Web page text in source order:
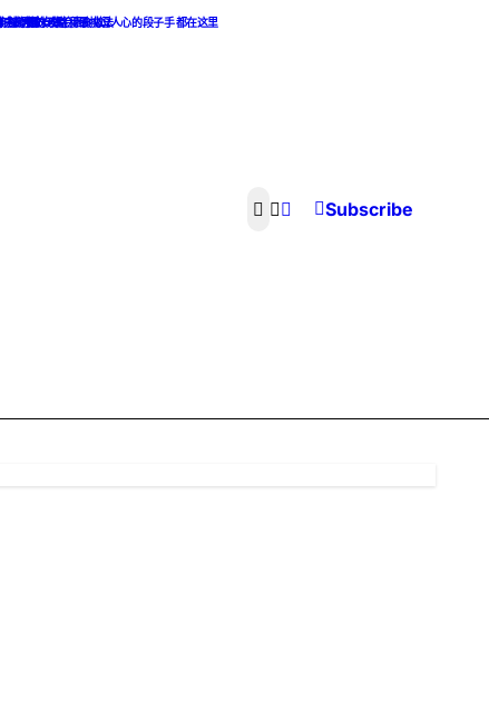
辣话题
的撩妹攻略和最挑逗人心的段子手 都在这里
义者的天堂. 素食做法
渣男渣女集合
Subscribe